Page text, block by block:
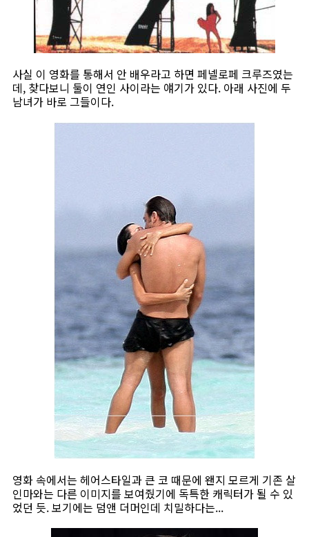
사실 이 영화를 통해서 안 배우라고 하면 페넬로페 크루즈였는
데, 찾다보니 둘이 연인 사이라는 얘기가 있다. 아래 사진에 두
남녀가 바로 그들이다.
영화 속에서는 헤어스타일과 큰 코 때문에 왠지 모르게 기존 살
인마와는 다른 이미지를 보여줬기에 독특한 캐릭터가 될 수 있
었던 듯. 보기에는 덤앤 더머인데 치밀하다는...